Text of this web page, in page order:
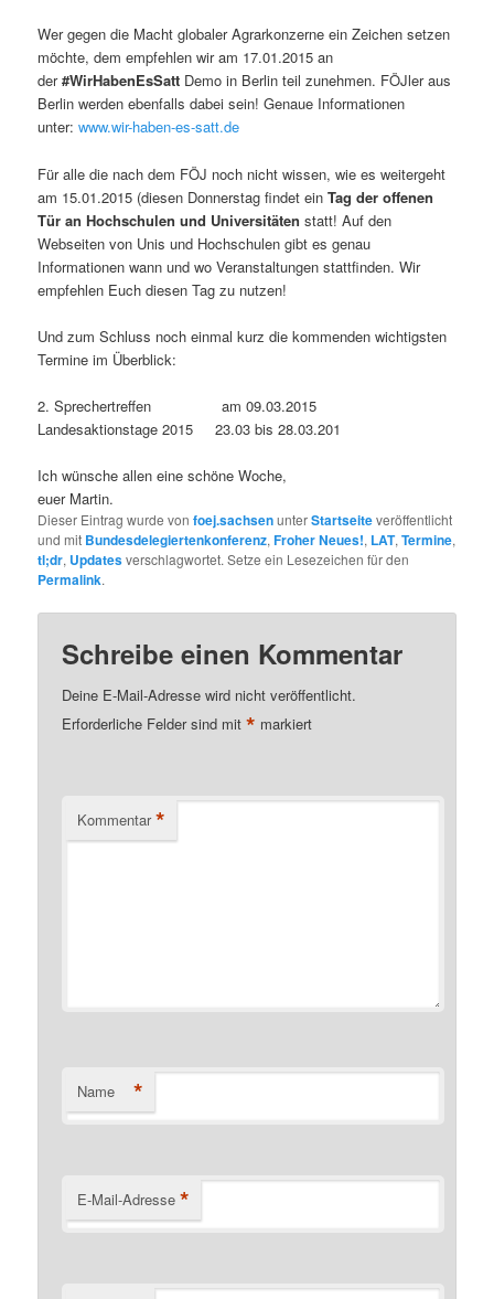
Wer gegen die Macht globaler Agrarkonzerne ein Zeichen setzen
möchte, dem empfehlen wir am 17.01.2015 an
der#WirHabenEsSatt Demo in Berlin teil zunehmen. FÖJler aus
Berlin werden ebenfalls dabei sein! Genaue Informationen
unter:www.wir-haben-es-satt.de
Für alle die nach dem FÖJ noch nicht wissen, wie es weitergeht
am 15.01.2015 (diesen Donnerstag findet einTag der offenen
Tür an Hochschulen und Universitäten statt! Auf den
Webseiten von Unis und Hochschulen gibt es genau
Informationen wann und wo Veranstaltungen stattfinden. Wir
empfehlen Euch diesen Tag zu nutzen!
Und zum Schluss noch einmal kurz die kommenden wichtigsten
Termine im Überblick:
2. Sprechertreffen am 09.03.2015
Landesaktionstage 2015 23.03 bis 28.03.201
Ich wünsche allen eine schöne Woche,
euer Martin.
Dieser Eintrag wurde vonfoej.sachsenunterStartseiteveröffentlicht
und mit Bundesdelegiertenkonferenz,Froher Neues!, LAT,Termine,
tl;dr, Updatesverschlagwortet. Setze ein Lesezeichen für den
Permalink.
Schreibe einen Kommentar
Deine E-Mail-Adresse wird nicht veröffentlicht.
Erforderliche Felder sind mit* markiert
Kommentar *
Name *
E-Mail-Adresse *